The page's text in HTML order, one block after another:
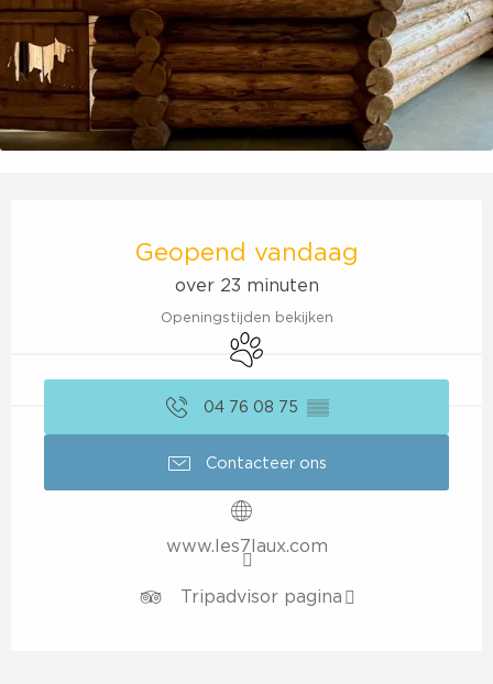
Geopend vandaag
over 23 minuten
Openingstijden bekijken
Dieren toegelaten
04 76 08 75 ▒▒
Contacteer ons
www.les7laux.com
Tripadvisor pagina